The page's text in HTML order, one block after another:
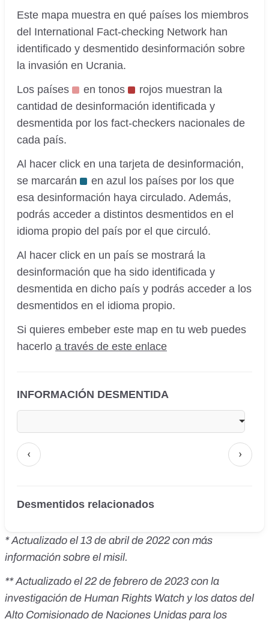
Este mapa muestra en qué países los miembros
del International Fact-checking Network han
identificado y desmentido desinformación sobre
la invasión en Ucrania.
Los países
en tonos
rojos muestran la
cantidad de desinformación identificada y
desmentida por los fact-checkers nacionales de
cada país.
Al hacer click en una tarjeta de desinformación,
se marcarán
en azul los países por los que
esa desinformación haya circulado. Además,
podrás acceder a distintos desmentidos en el
idioma propio del país por el que circuló.
Al hacer click en un país se mostrará la
desinformación que ha sido identificada y
desmentida en dicho país y podrás acceder a los
desmentidos en el idioma propio.
Si quieres embeber este map en tu web puedes
hacerlo a través de este enlace
INFORMACIÓN DESMENTIDA
‹ ›
Desmentidos relacionados
* Actualizado el 13 de abril de 2022 con más
información sobre el misil.
** Actualizado el 22 de febrero de 2023 con la
investigación de Human Rights Watch y los datos del
Alto Comisionado de Naciones Unidas para los